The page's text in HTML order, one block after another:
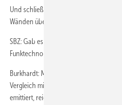
Und schließlich ist auch die
Wänden überflüssig macht, ein gutes
SBZ: Gab es Diskussionen um
Funktechnologie?
Burkhardt: Mit solchen Einwänden
Vergleich mit dem Mobiltelefon, das
emittiert, reicht eigentlich aus. Für die